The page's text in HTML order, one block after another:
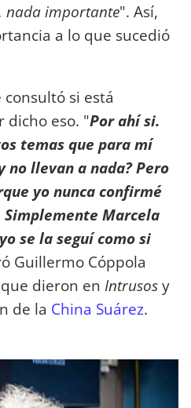
nada importante". Así,
a lo que sucedió
si está
dicho eso. "Por ahí si.
temas que para mí
no llevan a nada?Pero
yo nunca confirmé
Marcela
se la seguí como si
Guillermo Cóppola
dieron en Intrusosy
de la China Suárez.